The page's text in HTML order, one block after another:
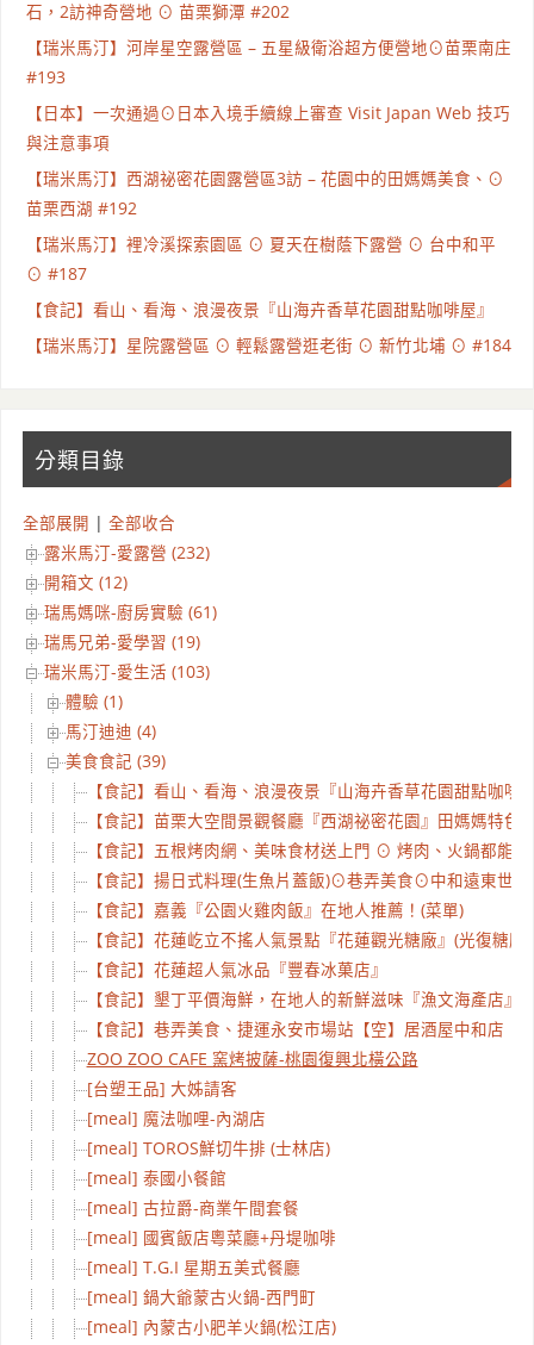
石，2訪神奇營地 ⊙ 苗栗獅潭 #202
【瑞米馬汀】河岸星空露營區 – 五星級衛浴超方便營地⊙苗栗南庄
#193
【日本】一次通過⊙日本入境手續線上審查 Visit Japan Web 技巧
與注意事項
【瑞米馬汀】西湖祕密花園露營區3訪 – 花園中的田媽媽美食、⊙
苗栗西湖 #192
【瑞米馬汀】裡冷溪探索園區 ⊙ 夏天在樹蔭下露營 ⊙ 台中和平
⊙ #187
【食記】看山、看海、浪漫夜景『山海卉香草花園甜點咖啡屋』
【瑞米馬汀】星院露營區 ⊙ 輕鬆露營逛老街 ⊙ 新竹北埔 ⊙ #184
分類目錄
全部展開 | 全部收合
露米馬汀-愛露營 (232)
開箱文 (12)
瑞馬媽咪-廚房實驗 (61)
瑞馬兄弟-愛學習 (19)
瑞米馬汀-愛生活 (103)
體驗 (1)
馬汀迪迪 (4)
美食食記 (39)
【食記】看山、看海、浪漫夜景『山海卉香草花園甜點咖啡
【食記】苗栗大空間景觀餐廳『西湖祕密花園』田媽媽特色
【食記】五根烤肉網、美味食材送上門 ⊙ 烤肉、火鍋都能
【食記】揚日式料理(生魚片蓋飯)⊙巷弄美食⊙中和遠東世紀
【食記】嘉義『公園火雞肉飯』在地人推薦！(菜單)
【食記】花蓮屹立不搖人氣景點『花蓮觀光糖廠』(光復糖廠)
【食記】花蓮超人氣冰品『豐春冰菓店』
【食記】墾丁平價海鮮，在地人的新鮮滋味『漁文海產店』
【食記】巷弄美食、捷運永安市場站【空】居酒屋中和店
ZOO ZOO CAFE 窯烤披薩-桃園復興北橫公路
[台塑王品] 大姊請客
[meal] 魔法咖哩-內湖店
[meal] TOROS鮮切牛排 (士林店)
[meal] 泰國小餐館
[meal] 古拉爵-商業午間套餐
[meal] 國賓飯店粵菜廳+丹堤咖啡
[meal] T.G.I 星期五美式餐廳
[meal] 鍋大爺蒙古火鍋-西門町
[meal] 內蒙古小肥羊火鍋(松江店)